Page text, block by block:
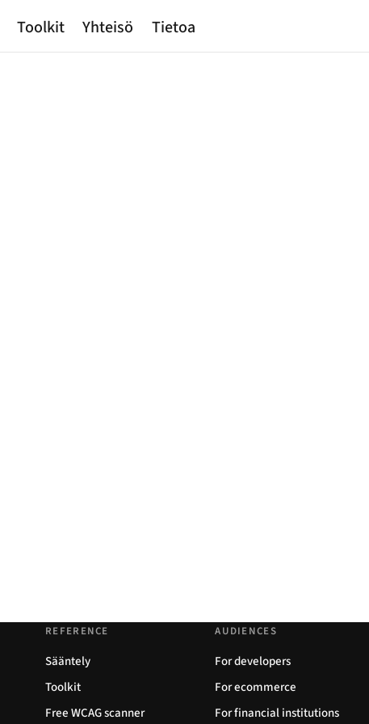
Toolkit Yhteisö Tietoa
REFERENCE
Sääntely
Toolkit
Free WCAG scanner
AUDIENCES
For developers
For ecommerce
For financial institutions